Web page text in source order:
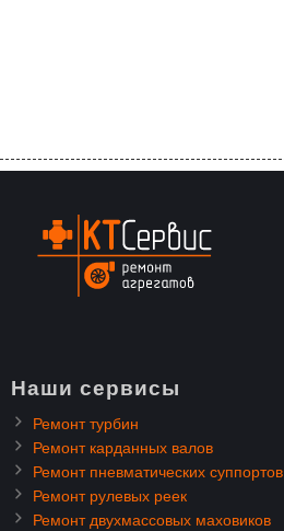
Наши сервисы
Ремонт турбин
Ремонт карданных валов
Ремонт пневматических суппортов
Ремонт рулевых реек
Ремонт двухмассовых маховиков